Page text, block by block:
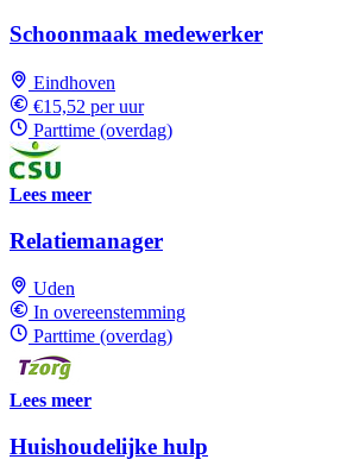
Schoonmaak medewerker
Eindhoven
€15,52 per uur
Parttime (overdag)
Lees meer
Relatiemanager
Uden
In overeenstemming
Parttime (overdag)
Lees meer
Huishoudelijke hulp